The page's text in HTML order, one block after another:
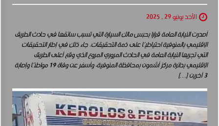
الأحد يونيو 29 , 2025
أصدرت النيابة العامة قرارا بحبس مالك السيارة التي تسبب سائقها في حادث الطريق
الإقليمي بالمنوفية احتياطيًا على ذمة التحقيقات. جاء ذلك في إطار التحقيقات
التي تجريها النيابة العامة في الحادث المروري المروع الذي وقع أعلى الطريق
الإقليمي بدائرة مركز أشمون بمحافظة المنوفية، وأسفر عن وفاة 19 مواطنًا وإصابة
3 آخرين […]